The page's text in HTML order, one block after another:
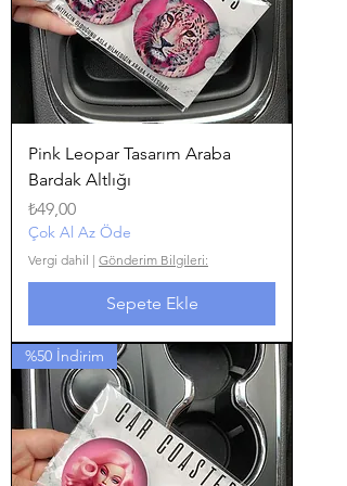
Pink Leopar Tasarım Araba
Bardak Altlığı
Fiyat
₺49,00
Çok Al Az Öde
Vergi dahil | Gönderim Bilgileri:
Sepete Ekle
%50 İndirim